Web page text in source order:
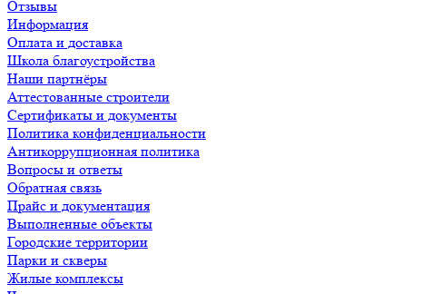
Отзывы
Информация
Оплата и доставка
Школа благоустройства
Наши партнёры
Аттестованные строители
Сертификаты и документы
Политика конфиденциальности
Антикоррупционная политика
Вопросы и ответы
Обратная связь
Прайс и документация
Выполненные объекты
Городские территории
Парки и скверы
Жилые комплексы